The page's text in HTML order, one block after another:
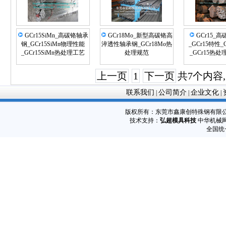
GCr15SiMn_高碳铬轴承
钢_GCr15SiMn物理性能
_GCr15SiMn热处理工艺
GCr18Mo_新型高碳铬高
淬透性轴承钢_GCr18Mo热
处理规范
GCr15_高
_GCr15特性
_GCr15热处
上一页 1 下一页 共7个内容
联系我们 公司简介| 企业文化|
版权所有：东莞市鑫康创特殊钢有限
技术支持： 弘超模具科技 中华机械
全国